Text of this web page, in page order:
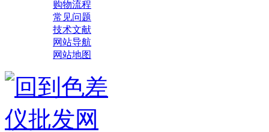
购物流程
常见问题
技术文献
网站导航
网站地图